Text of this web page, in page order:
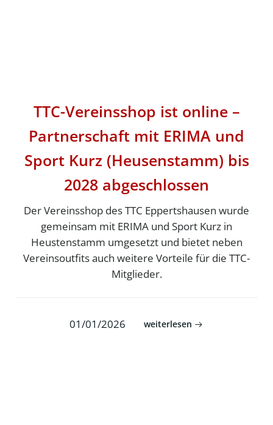
TTC-Vereinsshop ist online –
Partnerschaft mit ERIMA und
Sport Kurz (Heusenstamm) bis
2028 abgeschlossen
Der Vereinsshop des TTC Eppertshausen wurde
gemeinsam mit ERIMA und Sport Kurz in
Heustenstamm umgesetzt und bietet neben
Vereinsoutfits auch weitere Vorteile für die TTC-
Mitglieder.
01/01/2026 weiterlesen